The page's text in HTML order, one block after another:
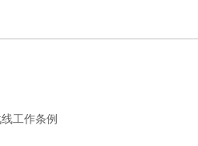
工作条例